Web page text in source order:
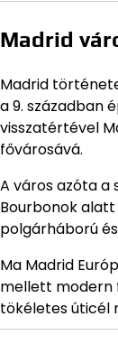
Madrid
Madrid
a 9. században
visszatértével
fővárosává.
A város azóta a
Bourbonok
polgárháború
Ma Madrid
mellett modern
tökéletes úticél